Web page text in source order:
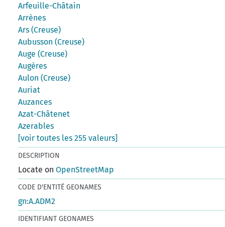
Arfeuille-Châtain
Arrènes
Ars (Creuse)
Aubusson (Creuse)
Auge (Creuse)
Augères
Aulon (Creuse)
Auriat
Auzances
Azat-Châtenet
Azerables
[voir toutes les 255 valeurs]
DESCRIPTION
Locate onOpenStreetMap
CODE D'ENTITÉ GEONAMES
gn:A.ADM2
IDENTIFIANT GEONAMES